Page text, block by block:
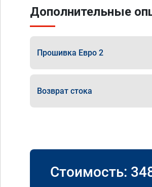
Дополнительные
Прошивка Евро 2
Возврат стока
Стоимость: